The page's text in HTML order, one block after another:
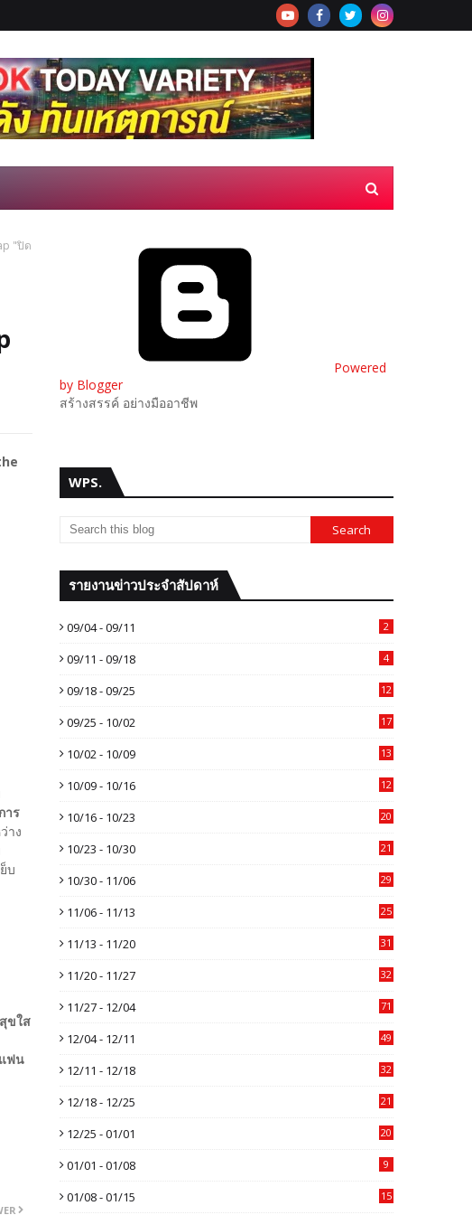
"ปิด
าร
าง
บ
ขใส
ฟน
Powered
by Blogger
สร้างสรรค์ อย่างมืออาชีพ
WPS.
รายงานข่าวประจำสัปดาห์
09/04 - 09/11 2
09/11 - 09/18 4
09/18 - 09/25 12
09/25 - 10/02 17
10/02 - 10/09 13
10/09 - 10/16 12
10/16 - 10/23 20
10/23 - 10/30 21
10/30 - 11/06 29
11/06 - 11/13 25
11/13 - 11/20 31
11/20 - 11/27 32
11/27 - 12/04 71
12/04 - 12/11 49
12/11 - 12/18 32
12/18 - 12/25 21
12/25 - 01/01 20
01/01 - 01/08 9
01/08 - 01/15 15